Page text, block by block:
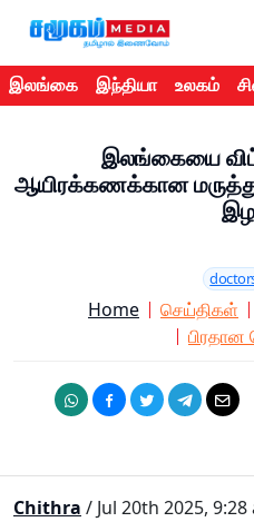
இலங்கை இந்தியா உலகம்
இலங்கையை
ஆயிரக்கணக்கான
Home செய்திகள்
Chithra / Jul 20th 2025, 9:28